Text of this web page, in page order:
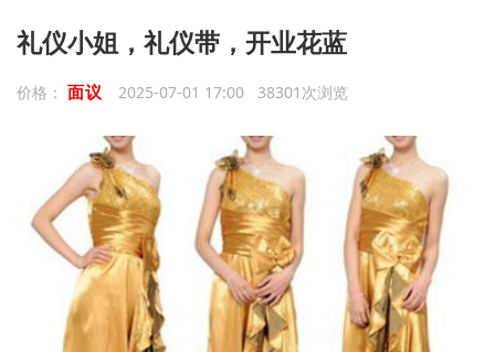
礼仪小姐，礼仪带，开业花蓝
价格： 面议 2025-07-01 17:00 38301次浏览